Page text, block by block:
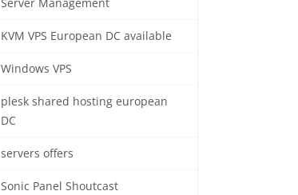
Server Management
KVM VPS European DC available
Windows VPS
plesk shared hosting european
DC
servers offers
Sonic Panel Shoutcast